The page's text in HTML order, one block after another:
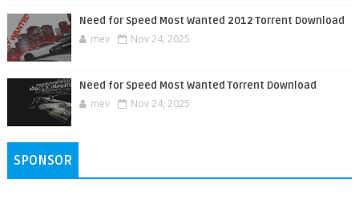
Need for Speed Most Wanted 2012 Torrent Download
mev Nov 24, 2025
Need for Speed Most Wanted Torrent Download
mev Nov 24, 2025
SPONSOR